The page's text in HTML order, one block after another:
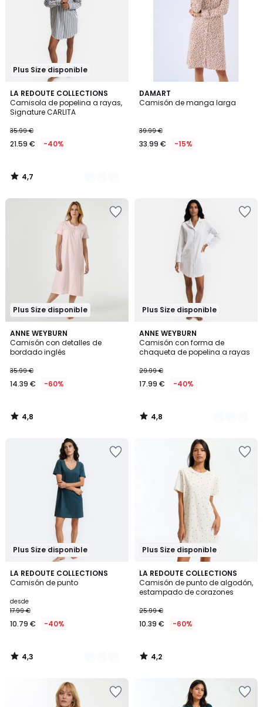
Plus Size disponible
LA REDOUTE COLLECTIONS
Camisola de popelina a rayas,
Signature CARLITA
35.99 €
21.59 € -40%
4,7
/ 5
2
Colores
4,7
/
DAMART
Camisón de manga larga
39.99 €
33.99 € -15%
Plus Size disponible
ANNE WEYBURN
Camisón con detalles de
bordado inglés
35.99 €
14.39 € -60%
4,8
/ 5
4,8
/
Plus Size disponible
ANNE WEYBURN
Camisón con forma de
chaqueta de popelina a rayas
29.99 €
17.99 € -40%
4,8
/ 5
2
Colores
4,8
/
Plus Size disponible
LA REDOUTE COLLECTIONS
Camisón de punto
desde
17.99 €
10.79 € -40%
4,3
/ 5
2
Colores
4,3
/
Plus Size disponible
LA REDOUTE COLLECTIONS
Camisón de punto de algodón,
estampado de corazones
25.99 €
10.39 € -60%
4,2
/ 5
4,2
/